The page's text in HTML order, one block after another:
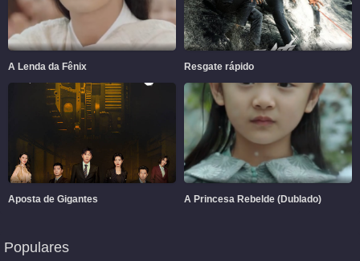
A Lenda da Fênix Resgate rápido
Aposta de Gigantes A Princesa Rebelde (Dublado)
Populares